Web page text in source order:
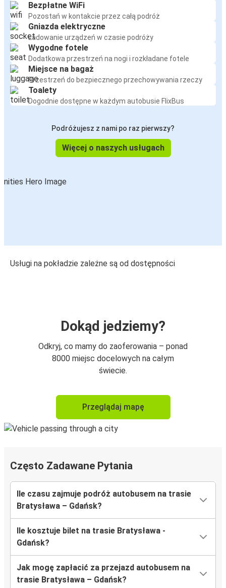
Bezpłatne WiFi
Pozostań w kontakcie przez całą podróż
Gniazda elektryczne
Ładowanie urządzeń w czasie podróży
Wygodne fotele
Dodatkowa przestrzeń na nogi i rozkładane fotele
Miejsce na bagaż
Przestrzeń do bezpiecznego przechowywania rzeczy
Toalety
Dogodnie dostępne w każdym autobusie FlixBus
Podróżujesz z nami po raz pierwszy?
Więcej o naszych usługach
Usługi na pokładzie zależne są od dostępności
Dokąd jedziemy?
Odkryj, co mamy do zaoferowania – ponad
8000 miejsc docelowych na całym
świecie.
Przeglądaj mapę
Często Zadawane Pytania
Ile czasu zajmuje podróż autobusem na trasie
Bratysława – Gdańsk?
Ile kosztuje bilet na trasie Bratysława -
Gdańsk?
Jak mogę zapłacić za przejazd autobusem na
trasie Bratysława – Gdańsk?